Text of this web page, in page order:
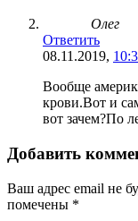
Олег
Ответить
08.11.2019,
Вообще
крови.Вот и
вот зачем?По
Добавить
Ваш адрес email не
помечены *